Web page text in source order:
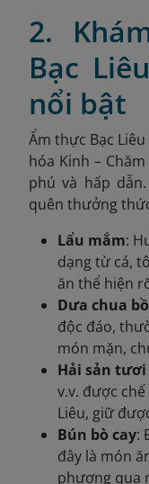
2.
Bạc
nổi bật
Ẩm thực Bạc
hóa Kinh –
phú và hấp
quên thưởng
Lẩu mắm:
dạng từ cá,
ăn thể hiện
Dưa chua
độc đáo,
món mặn,
Hải sản tươi
v.v. được
Liêu, giữ
Bún bò cay:
đây là món
phương qua